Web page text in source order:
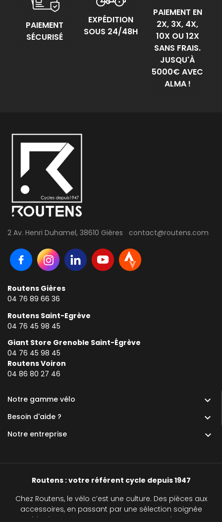
PAIEMENT
SÉCURISÉ
EXPÉDITION
SOUS 24/48H
PAIEMENT EN
2X, 3X, 4X,
10X OU 12X
SANS FRAIS.
JUSQU'À
5000€ AVEC
ALMA !
2 Av. Henri Duhamel, 38610 Gières contact@routens.com
Routens Gières
04 76 89 66 36
Routens Saint-Egrève
04 76 45 98 45
Giant Store Grenoble Saint-Égrève
04 76 45 98 45
Routens Voiron
04 86 80 27 46
Notre gamme vélo 
Besoin d'aide ? 
Notre entreprise 
Routens : votre référent cycle depuis 1947
Chez Routens, le vélo c’est une culture. Des pièces aux
accessoires, en passant par une sélection soignée
d’équipements, nous accompagnons chaque